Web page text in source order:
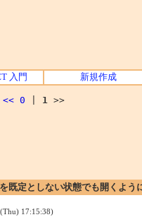
入門 新規作成
<< 0 1 >>
既定としない状態でも開くよう
17:15:38)